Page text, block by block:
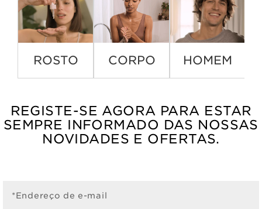
ROSTO CORPO HOMEM
REGISTE-SE AGORA PARA ESTAR
SEMPRE INFORMADO DAS NOSSAS
NOVIDADES E OFERTAS.
*Endereço de e-mail